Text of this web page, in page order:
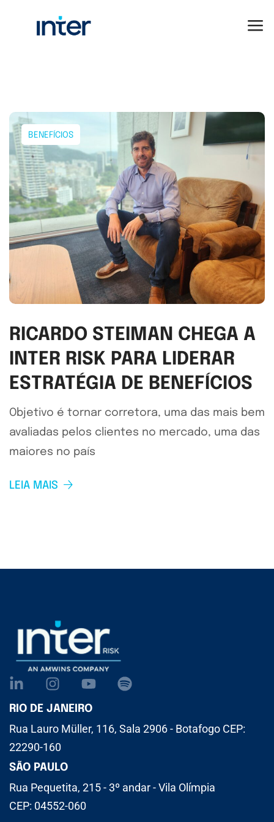
BENEFÍCIOS
RICARDO STEIMAN CHEGA A
INTER RISK PARA LIDERAR
ESTRATÉGIA DE BENEFÍCIOS
Objetivo é tornar corretora, uma das mais bem
avaliadas pelos clientes no mercado, uma das
maiores no país
LEIA MAIS
RIO DE JANEIRO
Rua Lauro Müller, 116, Sala 2906 - Botafogo CEP:
22290-160
SÃO PAULO
Rua Pequetita, 215 - 3º andar - Vila Olímpia
CEP: 04552-060